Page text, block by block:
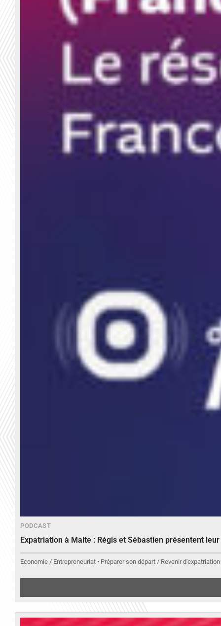
PODCAST
Expatriation à Malte : Régis et Sébastien présentent
Economie / Entrepreneuriat • Préparer son départ / Revenir d'expatriation